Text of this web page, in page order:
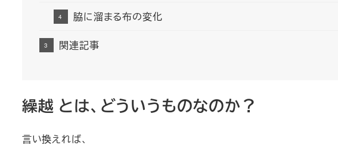
脇に溜まる布の変化
関連記事
繰越 とは、どういうものなのか？
言い換えれば、